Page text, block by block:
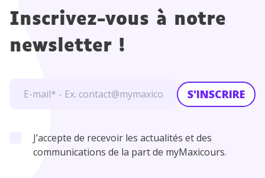
Inscrivez-vous à notre
newsletter !
S'INSCRIRE
J’accepte de recevoir les actualités et des
communications de la part de myMaxicours.